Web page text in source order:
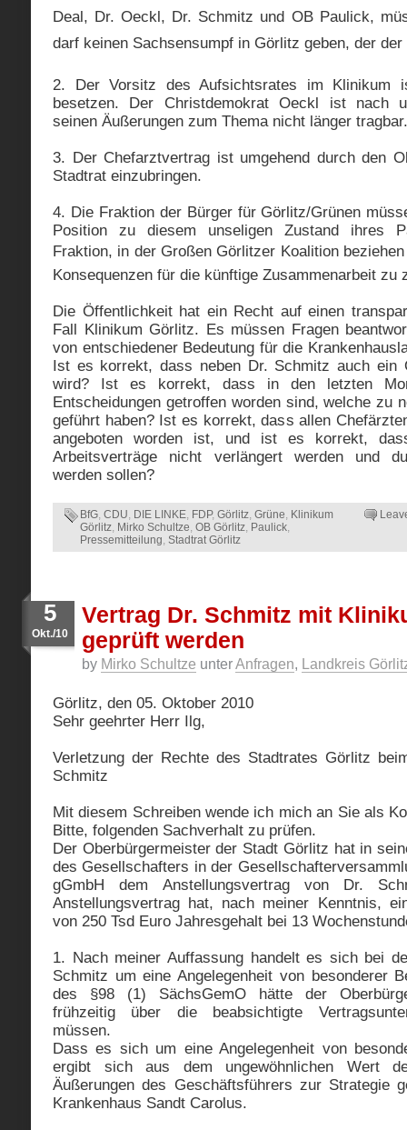
Deal, Dr. Oeckl, Dr. Schmitz und OB Paulick,
darf keinen Sachsensumpf in Görlitz geben, der
2. Der Vorsitz des Aufsichtsrates im Klinikum
besetzen. Der Christdemokrat Oeckl ist nach
seinen Äußerungen zum Thema nicht länger tragbar.
3. Der Chefarztvertrag ist umgehend durch den
Stadtrat einzubringen.
4. Die Fraktion der Bürger für Görlitz/Grünen
Position zu diesem unseligen Zustand ihres
Fraktion, in der Großen Görlitzer Koalition
Konsequenzen für die künftige Zusammenarbeit zu
Die Öffentlichkeit hat ein Recht auf einen
Fall Klinikum Görlitz. Es müssen Fragen
von entschiedener Bedeutung für die
Ist es korrekt, dass neben Dr. Schmitz auch ein
wird? Ist es korrekt, dass in den letzten
Entscheidungen getroffen worden sind, welche zu
geführt haben? Ist es korrekt, dass allen
angeboten worden ist, und ist es korrekt,
Arbeitsverträge nicht verlängert werden und
werden sollen?
BfG, CDU, DIE LINKE, FDP, Görlitz, Grüne, Klinikum
Görlitz, Mirko Schultze, OB Görlitz, Paulick,
Pressemitteilung, Stadtrat Görlitz
5
Okt./10
Vertrag Dr. Schmitz mit
geprüft werden
by Mirko Schultze unterAnfragen, Landkreis
Görlitz, den 05. Oktober 2010
Sehr geehrter Herr Ilg,
Verletzung der Rechte des Stadtrates Görlitz
Schmitz
Mit diesem Schreiben wende ich mich an Sie als
Bitte, folgenden Sachverhalt zu prüfen.
Der Oberbürgermeister der Stadt Görlitz hat in
des Gesellschafters in der
gGmbH dem Anstellungsvertrag von Dr.
Anstellungsvertrag hat, nach meiner Kenntnis,
von 250 Tsd Euro Jahresgehalt bei 13
1. Nach meiner Auffassung handelt es sich bei
Schmitz um eine Angelegenheit von besonderer
des §98 (1) SächsGemO hätte der
frühzeitig über die beabsichtigte
müssen.
Dass es sich um eine Angelegenheit von
ergibt sich aus dem ungewöhnlichen Wert
Äußerungen des Geschäftsführers zur Strategie
Krankenhaus Sandt Carolus.